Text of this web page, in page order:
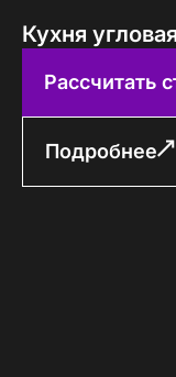
Кухня
Рассчитать
Подробнее